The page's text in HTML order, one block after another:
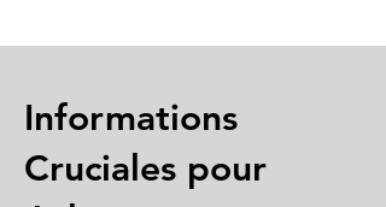
Informations
Cruciales pour